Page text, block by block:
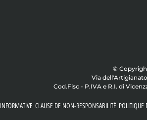
©
Via
Cod.Fisc - P.IVA e R.I. di
INFORMATIVE CLAUSE DE NON-RESPONSABILITÉ POLITIQUE